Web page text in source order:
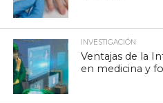
INVESTIGACIÓN
Ventajas de la
en medicina y